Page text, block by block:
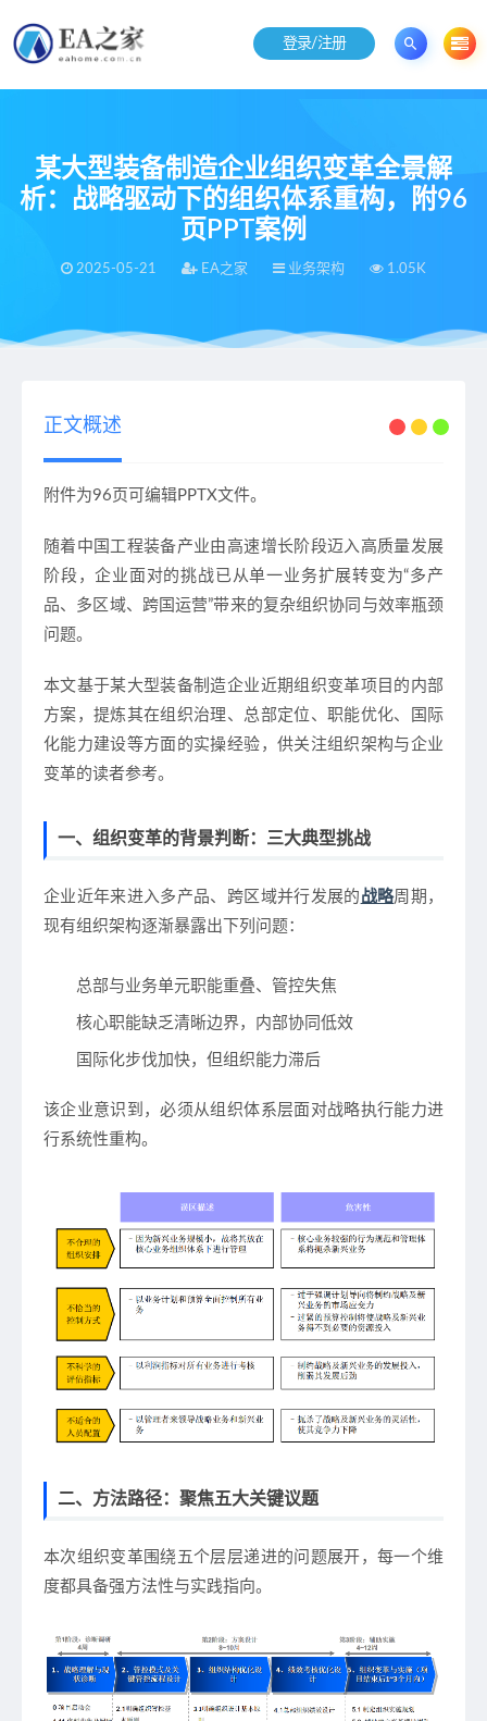
登录/注册
某大型装备制造企业组织变革全景解
析：战略驱动下的组织体系重构，附96
页PPT案例
2025-05-21 EA之家 业务架构 1.05K
当前位置：EA之家 > 业务架构 某大型装备制造企业组织变革全景解析：战略驱动下的组织体系重构，附96页PPT案例
正文概述
附件为96页可编辑PPTX文件。
随着中国工程装备产业由高速增长阶段迈入高质量发展
阶段，企业面对的挑战已从单一业务扩展转变为“多产
品、多区域、跨国运营”带来的复杂组织协同与效率瓶颈
问题。
本文基于某大型装备制造企业近期组织变革项目的内部
方案，提炼其在组织治理、总部定位、职能优化、国际
化能力建设等方面的实操经验，供关注组织架构与企业
变革的读者参考。
一、组织变革的背景判断：三大典型挑战
企业近年来进入多产品、跨区域并行发展的 战略周期，
现有组织架构逐渐暴露出下列问题：
总部与业务单元职能重叠、管控失焦
核心职能缺乏清晰边界，内部协同低效
国际化步伐加快，但组织能力滞后
该企业意识到，必须从组织体系层面对战略执行能力进
行系统性重构。
二、方法路径：聚焦五大关键议题
本次组织变革围绕五个层层递进的问题展开，每一个维
度都具备强方法性与实践指向。